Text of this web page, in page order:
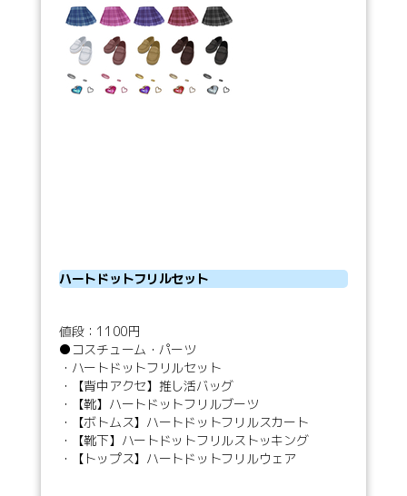
ハートドットフリルセット
値段：1100円
●コスチューム・パーツ
・ハートドットフリルセット
・【背中アクセ】推し活バッグ
・【靴】ハートドットフリルブーツ
・【ボトムス】ハートドットフリルスカート
・【靴下】ハートドットフリルストッキング
・【トップス】ハートドットフリルウェア